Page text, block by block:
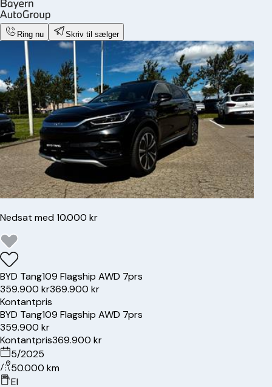
Ring nu Skriv til sælger
Nedsat med 10.000 kr
BYD Tang109 Flagship AWD 7prs
359.900 kr369.900 kr
Kontantpris
BYD Tang109 Flagship AWD 7prs
359.900 kr
Kontantpris369.900 kr
5/2025
50.000 km
El